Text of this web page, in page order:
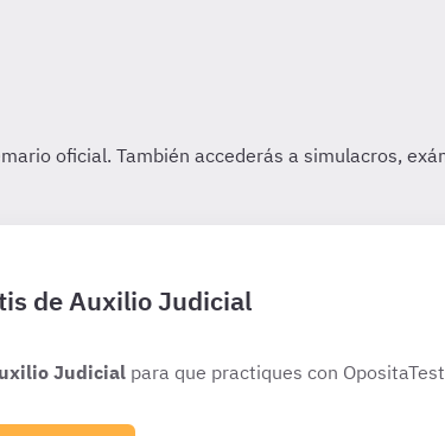
de Auxilio Judicial
Judicialpara que practiques con